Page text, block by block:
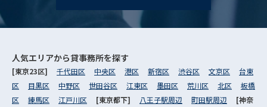
人気エリアから貸事務所を探す
[東京23区] 千代田区 中央区 港区 新宿区 渋谷区 文京区
台東
区
目黒区 中野区 世田谷区 江東区 墨田区 荒川区 北区
板橋
区
練馬区 江戸川区 [東京都下] 八王子駅周辺 町田駅周辺
[神奈